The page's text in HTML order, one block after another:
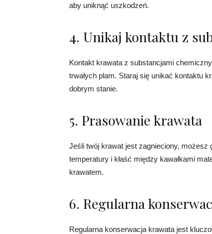
aby uniknąć uszkodzeń.
4. Unikaj kontaktu z
Kontakt krawata z substancjami
trwałych plam. Staraj się unikać kontaktu
dobrym stanie.
5. Prasowanie krawata
Jeśli twój krawat jest zagnieciony,
temperatury i kłaść między kawałkami
krawatem.
6. Regularna
Regularna konserwacja krawata jest